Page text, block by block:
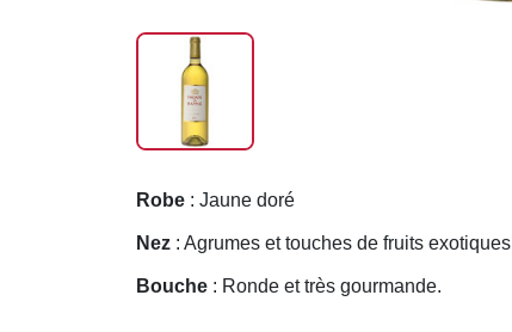
Robe : Jaune doré
Nez : Agrumes et touches de fruits exotiques
Bouche : Ronde et très gourmande.